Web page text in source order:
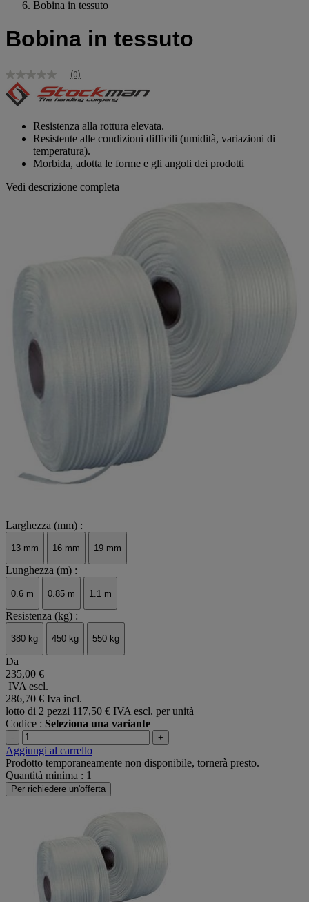
Bobina in tessuto
Bobina in tessuto
Nessuna
valutazione
Stesso
pagina.
(0)
Resistenza alla rottura elevata.
Resistente alle condizioni difficili (umidità, variazioni di
temperatura).
Morbida, adotta le forme e gli angoli dei prodotti
Vedi descrizione completa
Larghezza (mm) :
13 mm 16 mm 19 mm
Lunghezza (m) :
0.6 m 0.85 m 1.1 m
Resistenza (kg) :
380 kg 450 kg 550 kg
Da
235,00 €
IVA escl.
286,70 € Iva incl.
lotto di 2 pezzi 117,50 € IVA escl. per unità
Codice : Seleziona una variante
- +
Aggiungi al carrello
Prodotto temporaneamente non disponibile, tornerà presto.
Quantità minima : 1
Per richiedere un'offerta